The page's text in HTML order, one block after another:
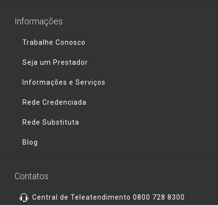
Informações
Trabalhe Conosco
Seja um Prestador
Informações e Serviços
Rede Credenciada
Rede Substituta
Blog
Contatos
Central de Teleatendimento 0800 728 8300